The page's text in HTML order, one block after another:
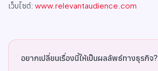
เว็บไซต์: www.relevantaudience.com
อยากเปลี่ยนเรื่องนี้ให้เป็นผลลัพธ์ทางธุรกิจ?